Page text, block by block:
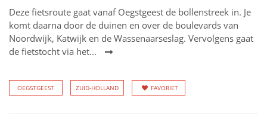
Deze fietsroute gaat vanaf Oegstgeest de bollenstreek in. Je
komt daarna door de duinen en over de boulevards van
Noordwijk, Katwijk en de Wassenaarseslag. Vervolgens gaat
de fietstocht via het...
OEGSTGEEST ZUID-HOLLAND FAVORIET